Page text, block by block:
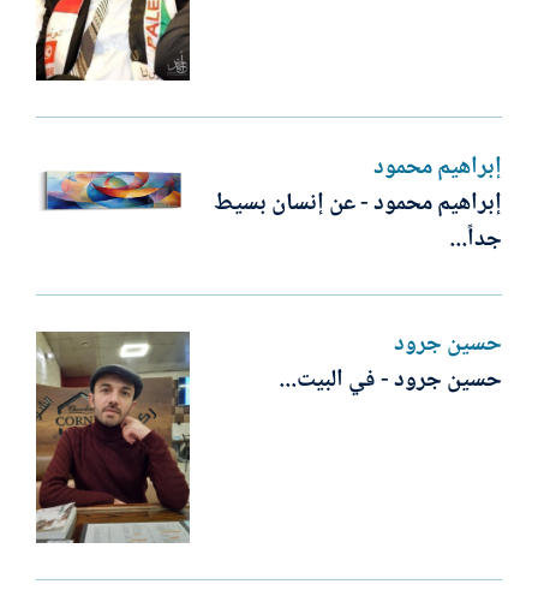
إبراهيم محمود
إبراهيم محمود - عن إنسان بسيط
جداً...
حسين جرود
حسين جرود - في البيت...